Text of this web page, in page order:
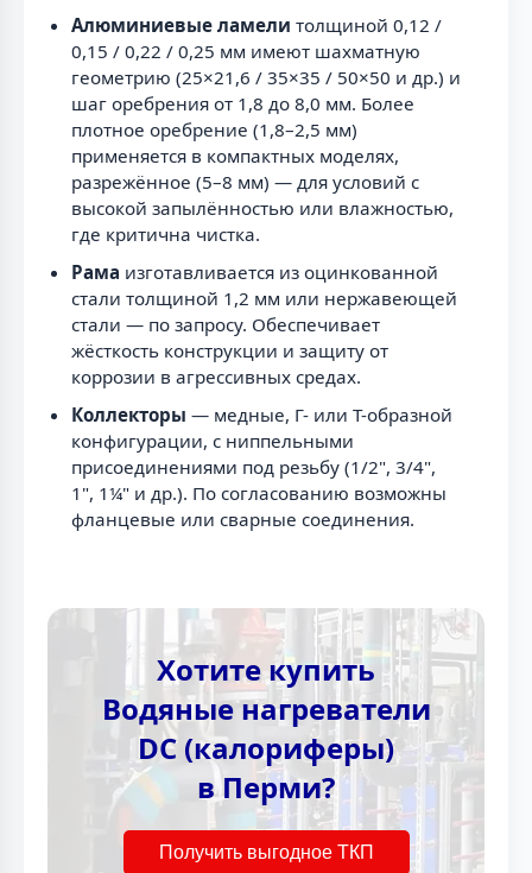
Алюминиевые ламели толщиной 0,12 /
0,15 / 0,22 / 0,25 мм имеют шахматную
геометрию (25×21,6 / 35×35 / 50×50 и др.) и
шаг оребрения от 1,8 до 8,0 мм. Более
плотное оребрение (1,8–2,5 мм)
применяется в компактных моделях,
разрежённое (5–8 мм) — для условий с
высокой запылённостью или влажностью,
где критична чистка.
Рама изготавливается из оцинкованной
стали толщиной 1,2 мм или нержавеющей
стали — по запросу. Обеспечивает
жёсткость конструкции и защиту от
коррозии в агрессивных средах.
Коллекторы — медные, Г- или Т-образной
конфигурации, с ниппельными
присоединениями под резьбу (1/2", 3/4",
1", 1¼" и др.). По согласованию возможны
фланцевые или сварные соединения.
Хотите купить
Водяные нагреватели
DC (калориферы)
в Перми?
Получить выгодное ТКП